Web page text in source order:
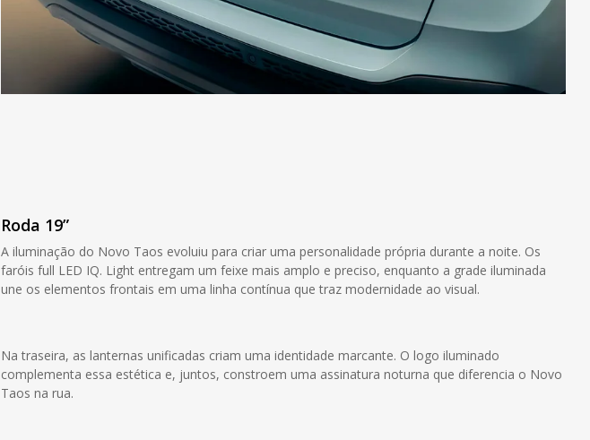
Roda 19”
A iluminação do Novo Taos evoluiu para criar uma personalidade própria durante a noite. Os
faróis full LED IQ. Light entregam um feixe mais amplo e preciso, enquanto a grade iluminada
une os elementos frontais em uma linha contínua que traz modernidade ao visual.
Na traseira, as lanternas unificadas criam uma identidade marcante. O logo iluminado
complementa essa estética e, juntos, constroem uma assinatura noturna que diferencia o Novo
Taos na rua.